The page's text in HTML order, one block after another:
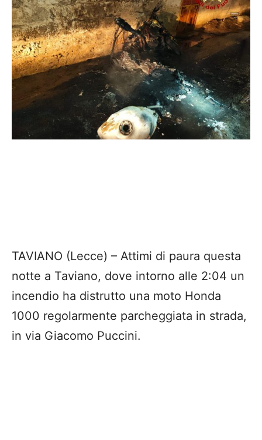
TAVIANO (Lecce) – Attimi di paura questa
notte a Taviano, dove intorno alle 2:04 un
incendio ha distrutto una moto Honda
1000 regolarmente parcheggiata in strada,
in via Giacomo Puccini.